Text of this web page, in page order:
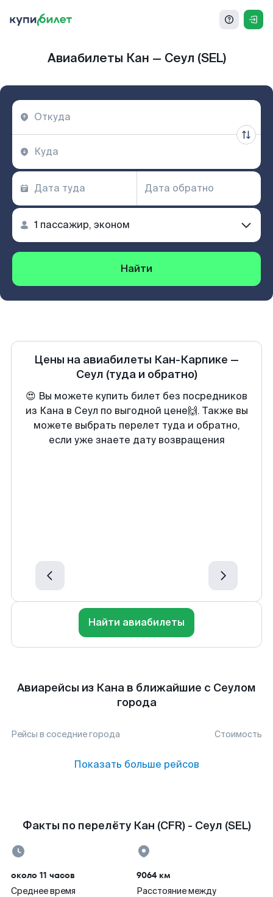
Авиабилеты Кан — Сеул (SEL)
Найти
Цены на авиабилеты Кан-Карпике —
Сеул (туда и обратно)
😍 Вы можете купить билет без посредников
из Кана в Сеул по выгодной цене🙌. Также вы
можете выбрать перелет туда и обратно,
если уже знаете дату возвращения
Найти авиабилеты
Авиарейсы из Кана в ближайшие с Сеулом
города
Рейсы в соседние города Стоимость
Показать больше рейсов
Факты по перелёту Кан (CFR) - Сеул (SEL)
около 11 часов
Среднее время
9064 км
Расстояние между